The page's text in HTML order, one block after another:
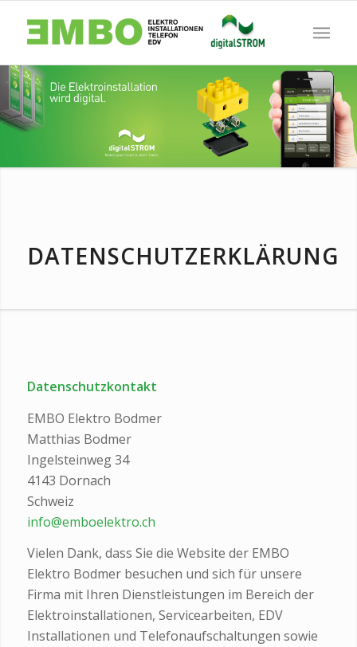
DATENSCHUTZERKLÄRUNG
Datenschutzkontakt
EMBO Elektro Bodmer
Matthias Bodmer
Ingelsteinweg 34
4143 Dornach
Schweiz
info@emboelektro.ch
Vielen Dank, dass Sie die Website der EMBO
Elektro Bodmer besuchen und sich für unsere
Firma mit Ihren Dienstleistungen im Bereich der
Elektroinstallationen, Servicearbeiten, EDV
Installationen und Telefonaufschaltungen sowie